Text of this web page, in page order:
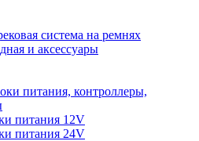
система на ремнях
и аксессуары
питания, контроллеры,
питания 12V
питания 24V